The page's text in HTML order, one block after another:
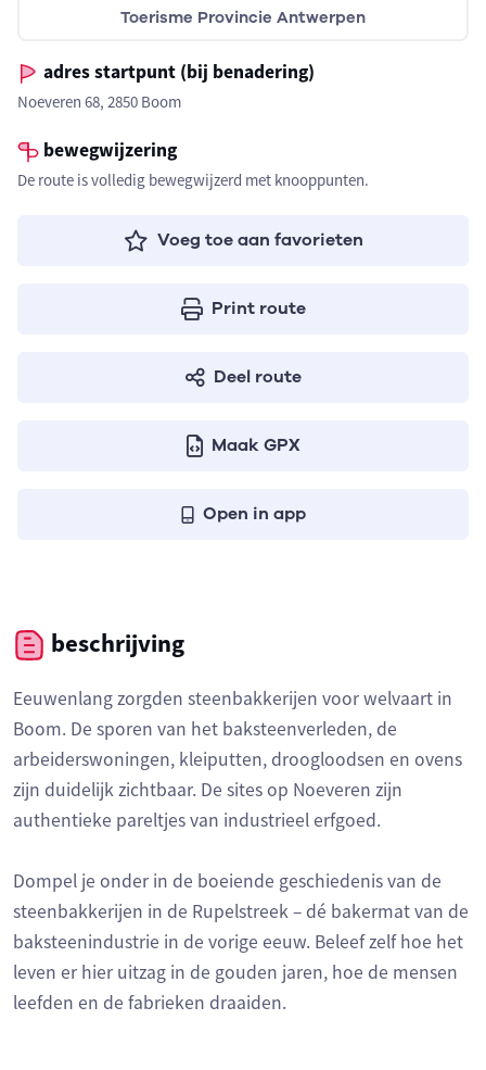
Toerisme Provincie Antwerpen
adres startpunt (bij benadering)
Noeveren 68, 2850 Boom
bewegwijzering
De route is volledig bewegwijzerd met knooppunten.
Voeg toe aan favorieten
Print route
Deel route
Maak GPX
Open in app
beschrijving
Eeuwenlang zorgden steenbakkerijen voor welvaart in
Boom. De sporen van het baksteenverleden, de
arbeiderswoningen, kleiputten, droogloodsen en ovens
zijn duidelijk zichtbaar. De sites op Noeveren zijn
authentieke pareltjes van industrieel erfgoed.
Dompel je onder in de boeiende geschiedenis van de
steenbakkerijen in de Rupelstreek – dé bakermat van de
baksteenindustrie in de vorige eeuw. Beleef zelf hoe het
leven er hier uitzag in de gouden jaren, hoe de mensen
leefden en de fabrieken draaiden.